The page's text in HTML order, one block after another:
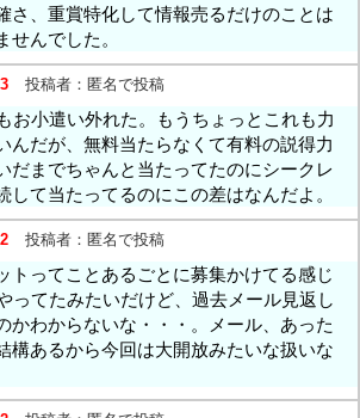
さ、重賞特化して情報売るだけのことは
せんでした。
投稿者： 匿名で投稿
お小遣い外れた。もうちょっとこれも力
んだが、無料当たらなくて有料の説得力
だまでちゃんと当たってたのにシークレ
して当たってるのにこの差はなんだよ。
投稿者： 匿名で投稿
トってことあるごとに募集かけてる感じ
ってたみたいだけど、過去メール見返し
かわからないな・・・。メール、あった
構あるから今回は大開放みたいな扱いな